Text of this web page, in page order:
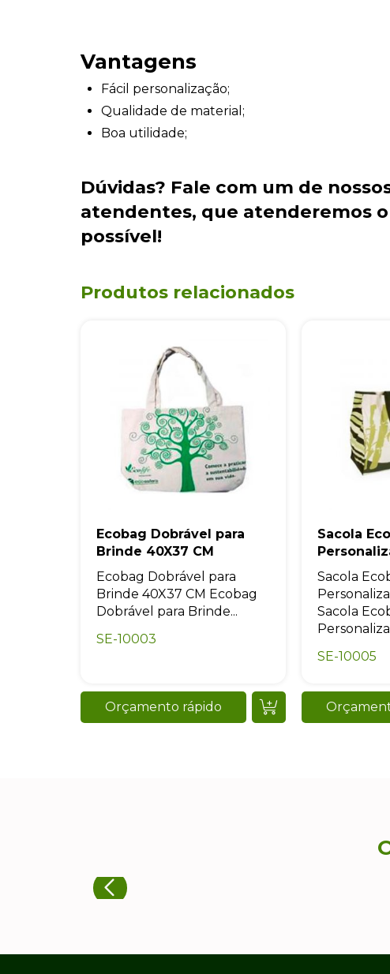
Vantagens
Fácil personalização;
Qualidade de material;
Boa utilidade;
Dúvidas? Fale com um de
atendentes, que atenderemos
possível!
Produtos relacionados
Ecobag Dobrável para
Brinde 40X37 CM
Ecobag Dobrável para
Brinde 40X37 CM Ecobag
Dobrável para Brinde...
SE-10003
Orçamento rápido
Sacola
Sacola
Sacola
SE-10005